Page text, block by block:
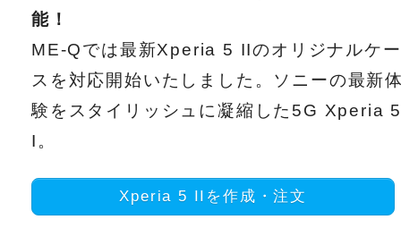
能！
ME-Qでは最新Xperia 5 IIのオリジナルケー
スを対応開始いたしました。ソニーの最新
験をスタイリッシュに凝縮した5G Xperia
I。
Xperia 5 IIを作成・注文